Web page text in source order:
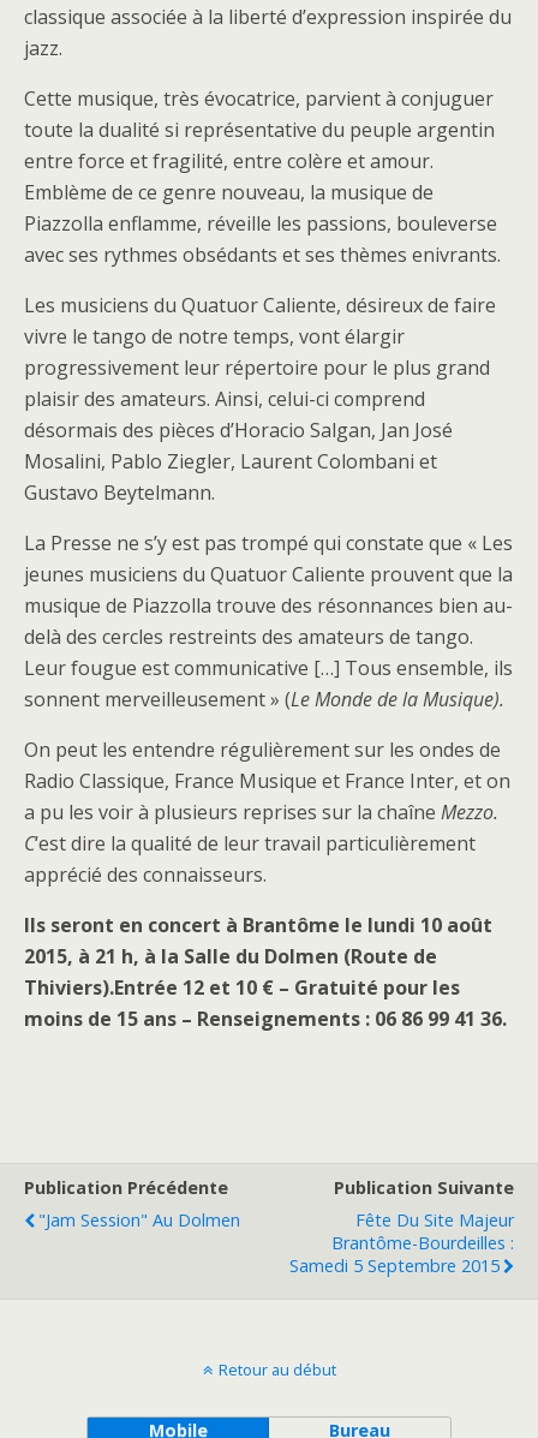
classique associée à la liberté d’expression inspirée du
jazz.
Cette musique, très évocatrice, parvient à conjuguer
toute la dualité si représentative du peuple argentin
entre force et fragilité, entre colère et amour.
Emblème de ce genre nouveau, la musique de
Piazzolla enflamme, réveille les passions, bouleverse
avec ses rythmes obsédants et ses thèmes enivrants.
Les musiciens du Quatuor Caliente, désireux de faire
vivre le tango de notre temps, vont élargir
progressivement leur répertoire pour le plus grand
plaisir des amateurs. Ainsi, celui-ci comprend
désormais des pièces d’Horacio Salgan, Jan José
Mosalini, Pablo Ziegler, Laurent Colombani et
Gustavo Beytelmann.
La Presse ne s’y est pas trompé qui constate que « Les
jeunes musiciens du Quatuor Caliente prouvent que la
musique de Piazzolla trouve des résonnances bien au-
delà des cercles restreints des amateurs de tango.
Leur fougue est communicative […] Tous ensemble, ils
sonnent merveilleusement » (Le Monde de la Musique).
On peut les entendre régulièrement sur les ondes de
Radio Classique, France Musique et France Inter, et on
a pu les voir à plusieurs reprises sur la chaîne Mezzo.
C‘est dire la qualité de leur travail particulièrement
apprécié des connaisseurs.
Ils seront en concert à Brantôme le lundi 10 août
2015, à 21 h, à la Salle du Dolmen (Route de
Thiviers).Entrée 12 et 10 € – Gratuité pour les
moins de 15 ans – Renseignements : 06 86 99 41 36.
Publication Précédente
"Jam Session" Au Dolmen
Publication Suivante
Fête Du Site Majeur
Brantôme-Bourdeilles :
Samedi 5 Septembre 2015
Retour au début
Mobile Bureau